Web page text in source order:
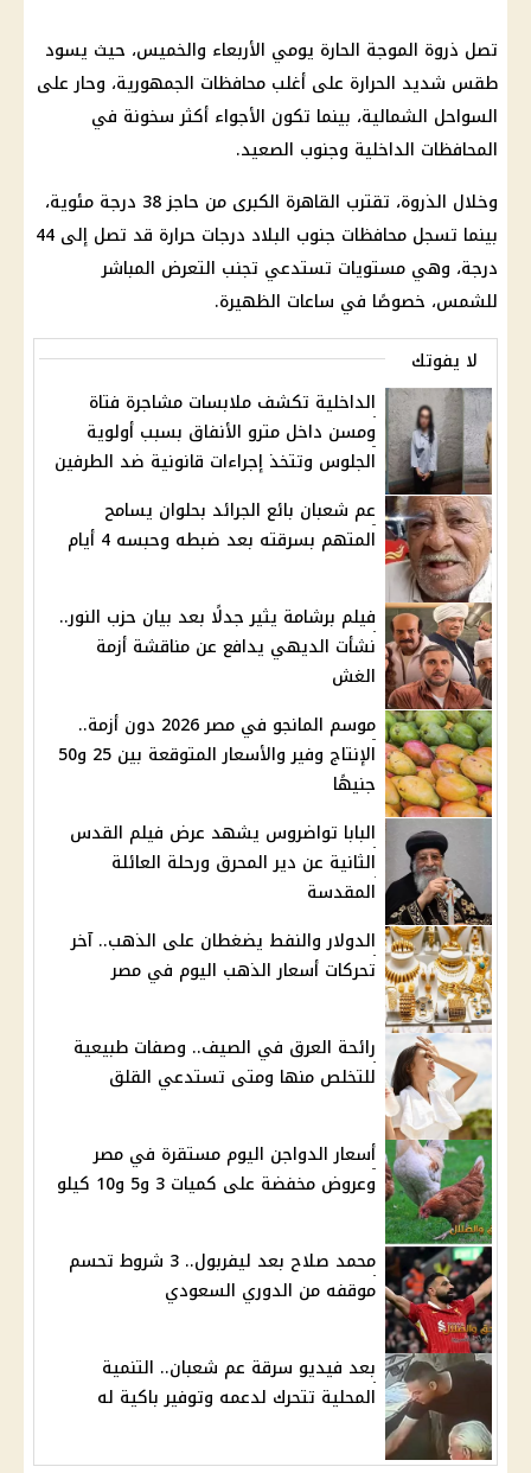
تصل ذروة الموجة الحارة يومي الأربعاء والخميس، حيث يسود
طقس شديد الحرارة على أغلب محافظات الجمهورية، وحار على
السواحل الشمالية، بينما تكون الأجواء أكثر سخونة في
المحافظات الداخلية وجنوب الصعيد.
وخلال الذروة، تقترب القاهرة الكبرى من حاجز 38 درجة مئوية،
بينما تسجل محافظات جنوب البلاد درجات حرارة قد تصل إلى 44
درجة، وهي مستويات تستدعي تجنب التعرض المباشر
للشمس، خصوصًا في ساعات الظهيرة.
لا يفوتك
الداخلية تكشف ملابسات مشاجرة فتاة
ومسن داخل مترو الأنفاق بسبب أولوية
الجلوس وتتخذ إجراءات قانونية ضد الطرفين
عم شعبان بائع الجرائد بحلوان يسامح
المتهم بسرقته بعد ضبطه وحبسه 4 أيام
فيلم برشامة يثير جدلًا بعد بيان حزب النور..
نشأت الديهي يدافع عن مناقشة أزمة
الغش
موسم المانجو في مصر 2026 دون أزمة..
الإنتاج وفير والأسعار المتوقعة بين 25 و50
جنيهًا
البابا تواضروس يشهد عرض فيلم القدس
الثانية عن دير المحرق ورحلة العائلة
المقدسة
الدولار والنفط يضغطان على الذهب.. آخر
تحركات أسعار الذهب اليوم في مصر
رائحة العرق في الصيف.. وصفات طبيعية
للتخلص منها ومتى تستدعي القلق
أسعار الدواجن اليوم مستقرة في مصر
وعروض مخفضة على كميات 3 و5 و10 كيلو
محمد صلاح بعد ليفربول.. 3 شروط تحسم
موقفه من الدوري السعودي
بعد فيديو سرقة عم شعبان.. التنمية
المحلية تتحرك لدعمه وتوفير باكية له